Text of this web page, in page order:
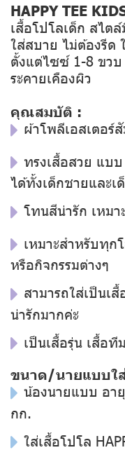
HAPPY TEE
เสื้อโปโลเด็ก สไต
ใส่สบาย ไม่ต้องรีด
ตั้งแต่ไซซ์ 1-8 ขว
ระคายเคืองผิว
คุณสมบัติ :
ผ้าโพลีเอสเตอร์
ทรงเสื้อสวย แบ
ได้ทั้งเด็กชายและ
โทนสีน่ารัก เหมา
เหมาะสำหรับทุก
หรือกิจกรรมต่างๆ
สามารถใส่เป็น
น่ารักมากค่ะ
เป็นเสื้อรุ่น เสื้อ
ขนาด/นายแบบใ
น้องนายแบบ อา
กก.
ใส่เสื้อโปโล